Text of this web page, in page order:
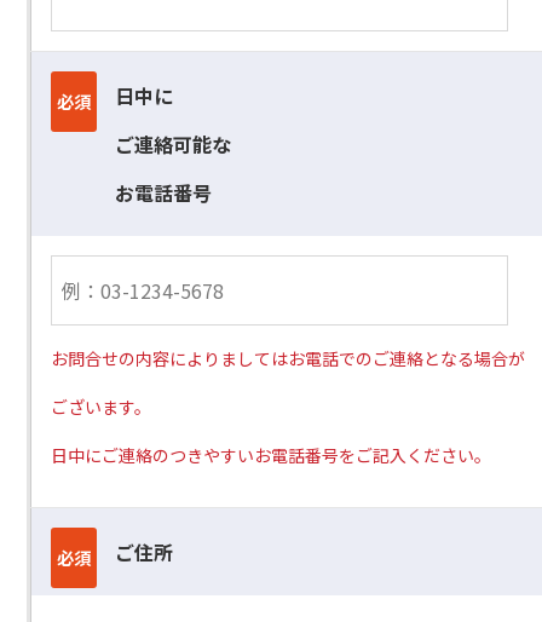
必須
日中に
ご連絡可能な
お電話番号
お問合せの内容によりましてはお電話でのご連絡となる場合が
ございます。
日中にご連絡のつきやすいお電話番号をご記入ください。
必須 ご住所